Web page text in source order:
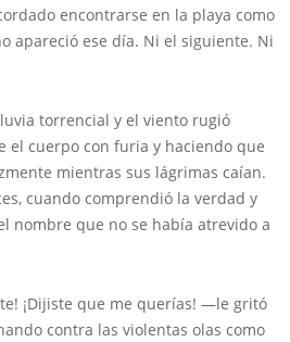
encontrarse en la playa como
apareció ese día. Ni el siguiente. Ni
torrencial y el viento rugió
el cuerpo con furia y haciendo que
mientras sus lágrimas caían.
cuando comprendió la verdad y
nombre que no se había atrevido a
¡Dijiste que me querías! —le gritó
contra las violentas olas como